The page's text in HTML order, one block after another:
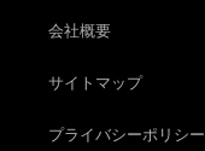
会社概要
サイトマップ
プライバシーポリシー